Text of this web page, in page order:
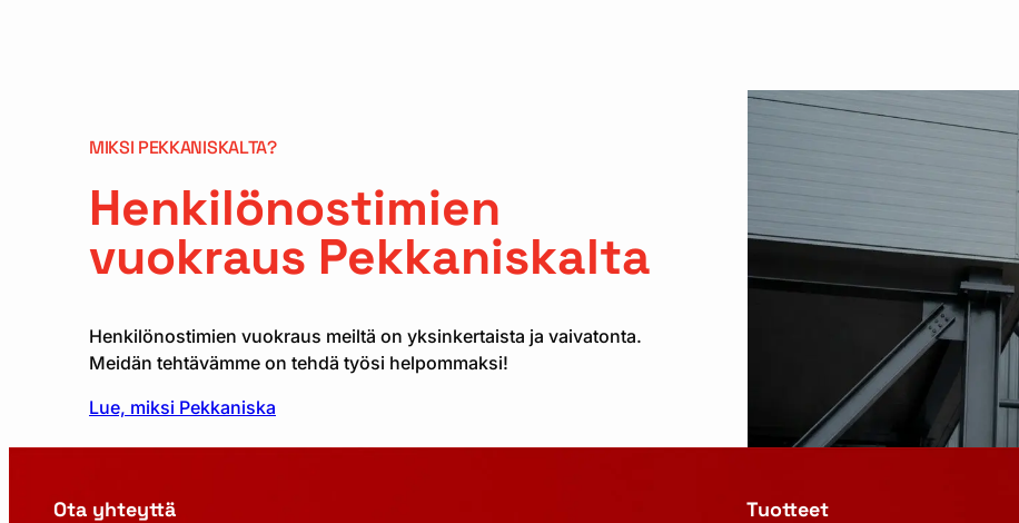
MIKSI PEKKANISKALTA?
Henkilönostimien
vuokraus Pekkaniskalta
Henkilönostimien vuokraus meiltä on yksinkertaista ja vaivatonta.
Meidän tehtävämme on tehdä työsi helpommaksi!
Lue, miksi Pekkaniska
Ota yhteyttä Tuotteet